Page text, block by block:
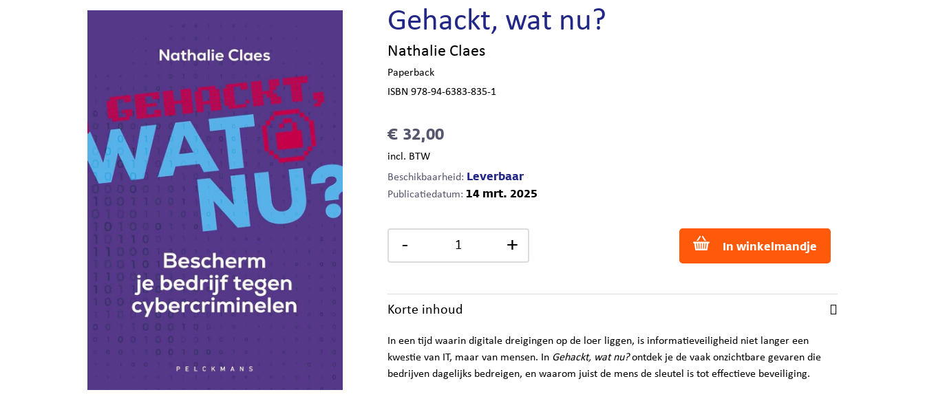
Gehackt, wat nu?
Nathalie Claes
Paperback
ISBN 978-94-6383-835-1
€ 32,00
incl. BTW
Beschikbaarheid: Leverbaar
Publicatiedatum: 14 mrt. 2025
- + In winkelmandje
Korte inhoud
In een tijd waarin digitale dreigingen op de loer liggen, is informatieveiligheid niet langer een
kwestie van IT, maar van mensen. In Gehackt, wat nu?ontdek je de vaak onzichtbare gevaren die
bedrijven dagelijks bedreigen, en waarom juist de mens de sleutel is tot effectieve beveiliging.